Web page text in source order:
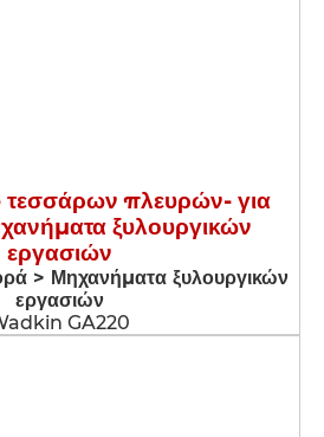
τεσσάρων πλευρών- για
ξυλουργικών
εργασιών
> Μηχανήματα ξυλουργικών
εργασιών
GA220